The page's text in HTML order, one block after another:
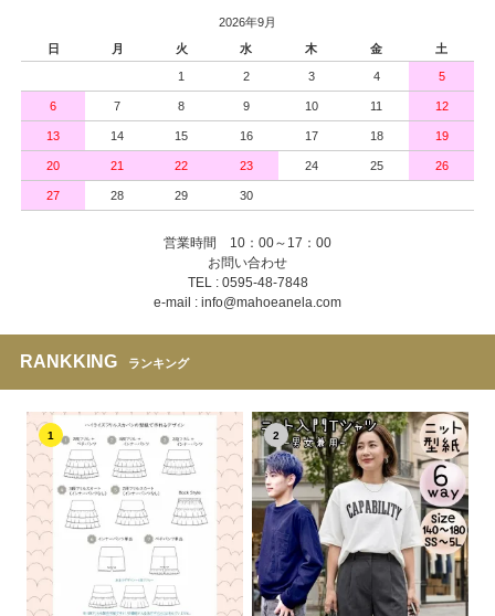
2026年9月
日
月 火 水 木 金 土
1 2 3 4 5
6 7 8 9 10 11 12
13 14 15 16 17 18 19
20 21 22 23 24 25 26
27 28 29 30
営業時間 10：00～17：00
お問い合わせ
TEL : 0595-48-7848
e-mail : info@mahoeanela.com
RANKKING ランキング
1 2